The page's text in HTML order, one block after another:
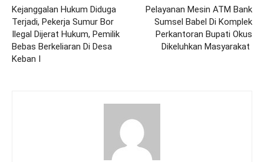
Kejanggalan Hukum Diduga
Terjadi, Pekerja Sumur Bor
Ilegal Dijerat Hukum, Pemilik
Bebas Berkeliaran Di Desa
Keban I
Pelayanan Mesin ATM Bank
Sumsel Babel Di Komplek
Perkantoran Bupati Okus
Dikeluhkan Masyarakat